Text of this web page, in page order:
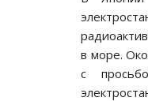
в море.
с